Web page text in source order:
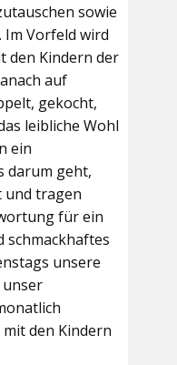
sowie
Im Vorfeld wird
den Kindern der
auf
gekocht,
leibliche Wohl
ein
darum geht,
und tragen
für ein
schmackhaftes
unsere
unser
den Kindern